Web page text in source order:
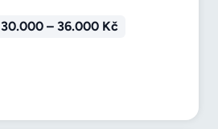
30.000 – 36.000 Kč